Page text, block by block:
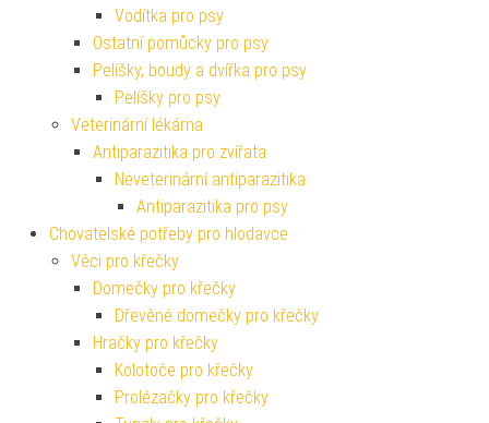
Vodítka pro psy
Ostatní pomůcky pro psy
Pelíšky, boudy a dvířka pro psy
Pelíšky pro psy
Veterinární lékárna
Antiparazitika pro zvířata
Neveterinární antiparazitika
Antiparazitika pro psy
Chovatelské potřeby pro hlodavce
Věci pro křečky
Domečky pro křečky
Dřevěné domečky pro křečky
Hračky pro křečky
Kolotoče pro křečky
Prolézačky pro křečky